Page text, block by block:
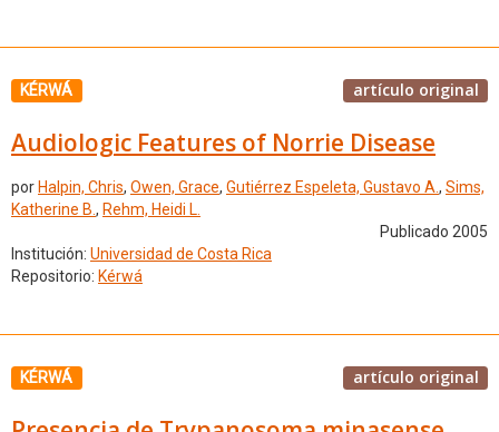
KÉRWÁ artículo original
Audiologic Features of Norrie Disease
por Halpin, Chris, Owen, Grace, Gutiérrez Espeleta, Gustavo A., Sims,
Katherine B., Rehm, Heidi L.
Publicado 2005
Institución: Universidad de Costa Rica
Repositorio: Kérwá
KÉRWÁ artículo original